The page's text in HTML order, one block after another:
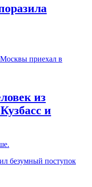
из
и